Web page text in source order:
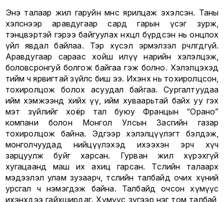
Энэ талаар жил гаруйн өмнөөс ярилцаж эхэлсэн. Таны
хэлснээр аравдугаар сард гарын үсэг зурж,
тэнцвэртэй гэрээ байгуулах нөхцөл бүрдсэн нь онцлох
үйл явдал байлаа. Тэр хүсэл эрмэлзэл өөрчлөгдөөгүй.
Аравдугаар сараас хойш илүү нарийн хэлэлцэж,
боловсронгуй болгож байгаа гэж болно. Хэлэлцэхэд
тийм ч ярвигтай зүйлс биш ээ. Ихэнх нь тохиролцсон,
тохиролцож болох асуудал байгаа. Сургалтуудаа
ийм хэмжээнд хийх үү, ийм хуваарьтай байх уу гэх
мэт зүйлийг хоёр тал буюу Францын “Орано”
компани болон Монгол Улсын Засгийн газар
тохиролцож байна. Эдгээр хэлэлцүүлэгт бэлдэж,
монголчуудад нийцүүлэхэд ихээхэн эрч хүч
зарцуулж буйг харсан. Гурван жил хүрэхгүй
хугацаанд маш их ахиц гарсан. Төслийн талаарх
мэдээлэл улам зузаарч, төслийн талбайд очих хүний
урсгал ч нэмэгдэж байна. Талбайд очсон хүмүүс
ихэнхдээ гайхширдаг. Хүмүүс зүгээр нэг том талбай,